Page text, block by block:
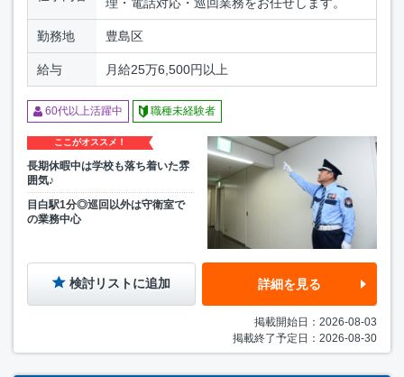
勤務地 豊島区
給与 月給25万6,500円以上
60代以上活躍中 職種未経験者
ここがオススメ！
長期休暇中は学校も落ち着いた雰
囲気♪
目白駅1分◎巡回以外は守衛室で
の業務中心
検討リストに追加 詳細を見る
掲載開始日：2026-08-03
掲載終了予定日：2026-08-30